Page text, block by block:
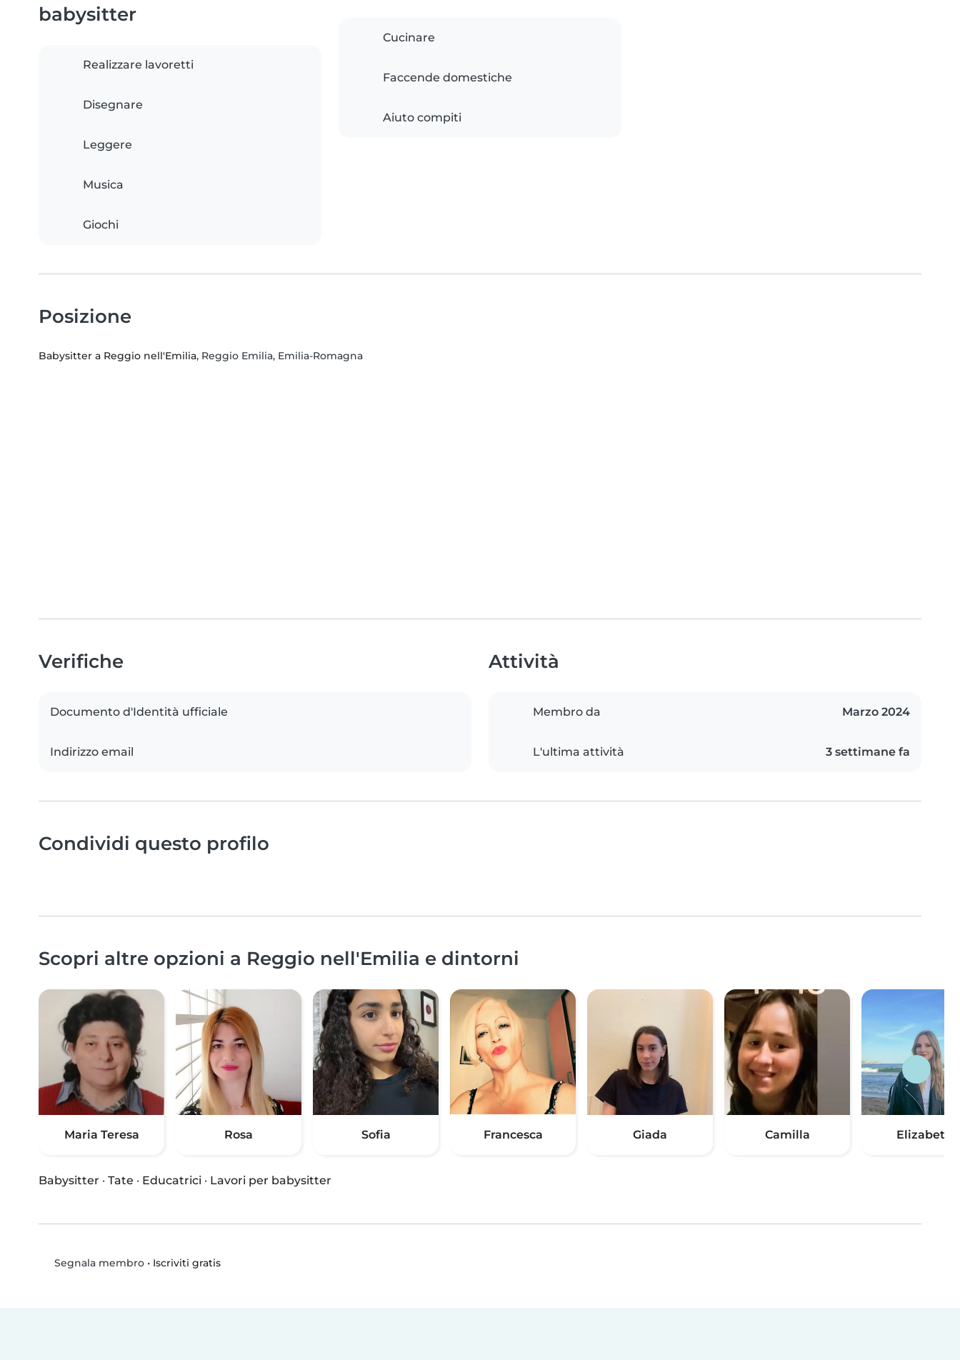
babysitter
Realizzare lavoretti
Disegnare
Leggere
Musica
Giochi
Cucinare
Faccende domestiche
Aiuto compiti
Posizione
Babysitter a Reggio nell'Emilia, Reggio Emilia, Emilia-Romagna
Verifiche
Documento d'Identità ufficiale
Indirizzo email
Attività
Membro da Marzo 2024
L'ultima attività 3 settimane fa
Condividi questo profilo
Scopri altre opzioni a Reggio nell'Emilia e dintorni
Maria Teresa Rosa Sofia Francesca Giada Camilla Elizabeth
Babysitter · Tate · Educatrici · Lavori per babysitter
Segnala membro• Iscriviti gratis